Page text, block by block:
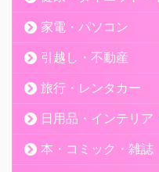
家電・パソコン
引越し・不動産
旅行・レンタカー
日用品・インテリア
本・コミック・雑誌